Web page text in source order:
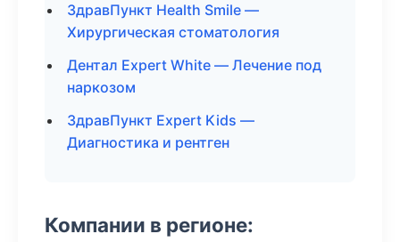
ЗдравПункт Health Smile —
Хирургическая стоматология
Дентал Expert White — Лечение под
наркозом
ЗдравПункт Expert Kids —
Диагностика и рентген
Компании в регионе: